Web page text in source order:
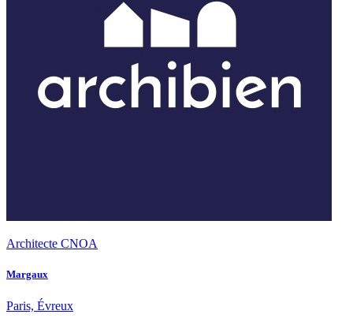
Architecte CNOA
Margaux
Paris, Évreux